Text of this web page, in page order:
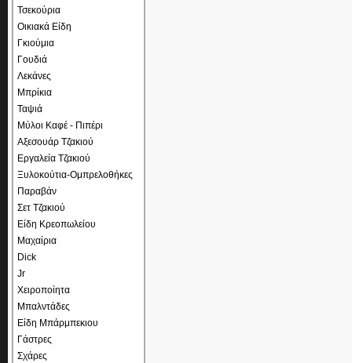
Τσεκούρια
Οικιακά Είδη
Γκιούμια
Γουδιά
Λεκάνες
Μπρίκια
Ταψιά
Μύλοι Καφέ - Πιπέρι
Αξεσουάρ Τζακιού
Εργαλεία Τζακιού
Ξυλοκούτια-Ομπρελοθήκες
Παραβάν
Σετ Τζακιού
Είδη Κρεοπωλείου
Μαχαίρια
Dick
Jr
Χειροποίητα
Μπαλντάδες
Είδη Μπάρμπεκιου
Γάστρες
Σχάρες